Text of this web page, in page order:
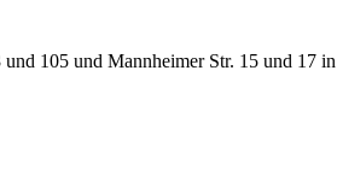
105 und Mannheimer Str. 15 und 17